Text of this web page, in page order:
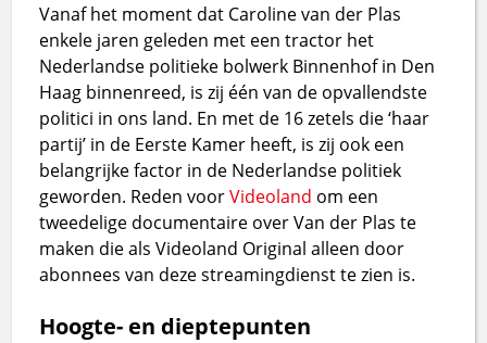
Vanaf het moment dat Caroline van der Plas
enkele jaren geleden met een tractor het
Nederlandse politieke bolwerk Binnenhof in Den
Haag binnenreed, is zij één van de opvallendste
politici in ons land. En met de 16 zetels die ‘haar
partij’ in de Eerste Kamer heeft, is zij ook een
belangrijke factor in de Nederlandse politiek
geworden. Reden voorVideoland om een
tweedelige documentaire over Van der Plas te
maken die als Videoland Original alleen door
abonnees van deze streamingdienst te zien is.
Hoogte- en dieptepunten